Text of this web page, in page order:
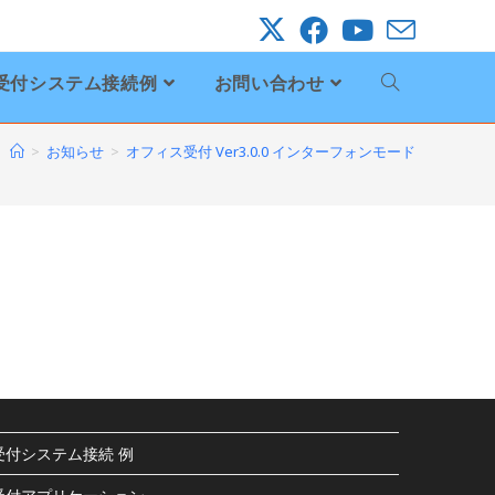
付システム接続例 お問い合わせ
> お知らせ > オフィス受付 Ver3.0.0 インターフォンモード
付システム接続 例